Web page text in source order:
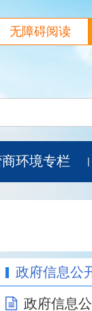
无障碍阅读
环境专栏 |
政府信息公
政府信息